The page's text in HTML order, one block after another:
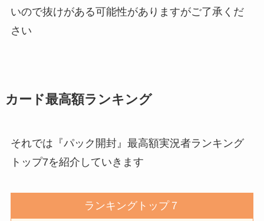
いので抜けがある可能性がありますがご了承くだ
さい
カード最高額ランキング
それでは『パック開封』最高額実況者ランキング
トップ7を紹介していきます
ランキングトップ７